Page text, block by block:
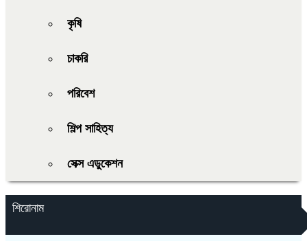
কৃষি
চাকরি
পরিবেশ
শিল্প সাহিত্য
সেক্স এডুকেশন
শিরোনাম